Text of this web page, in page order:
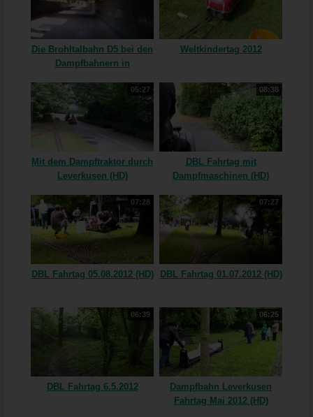
Die Brohltalbahn D5 bei den
Dampfbahnern in
Weltkindertag 2012
05:27
Mit dem Dampftraktor durch
Leverkusen (HD)
08:38
DBL Fahrtag mit
Dampfmaschinen (HD)
07:28
DBL Fahrtag 05.08.2012 (HD)
07:27
DBL Fahrtag 01.07.2012 (HD)
06:39
DBL Fahrtag 6.5.2012
06:25
Dampfbahn Leverkusen
Fahrtag Mai 2012 (HD)